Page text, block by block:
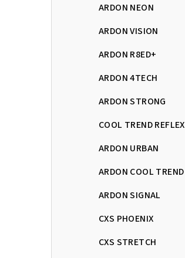
ARDON NEON
ARDON VISION
ARDON R8ED+
ARDON 4TECH
ARDON STRONG
COOL TREND REFLEX
ARDON URBAN
ARDON COOL TREND
ARDON SIGNAL
CXS PHOENIX
CXS STRETCH